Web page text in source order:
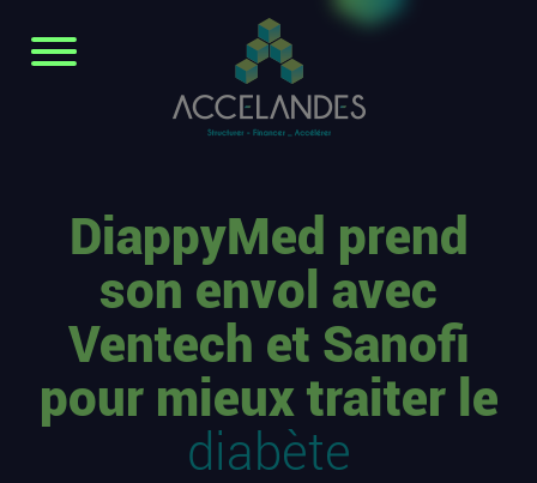
DiappyMed prend
son envol avec
Ventech et Sanofi
pour mieux traiter le
diabète